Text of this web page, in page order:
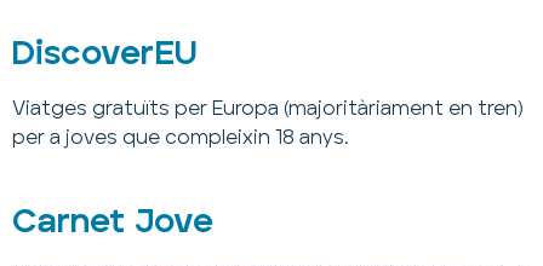
DiscoverEU
Viatges gratuïts per Europa (majoritàriament en tren)
per a joves que compleixin 18 anys.
Carnet Jove